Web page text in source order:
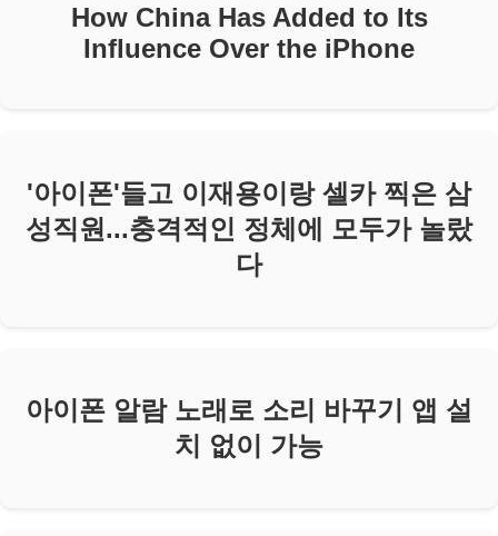
How China Has Added to Its
Influence Over the iPhone
'아이폰'들고 이재용이랑 셀카 찍은 삼
성직원...충격적인 정체에 모두가 놀랐
다
아이폰 알람 노래로 소리 바꾸기 앱 설
치 없이 가능